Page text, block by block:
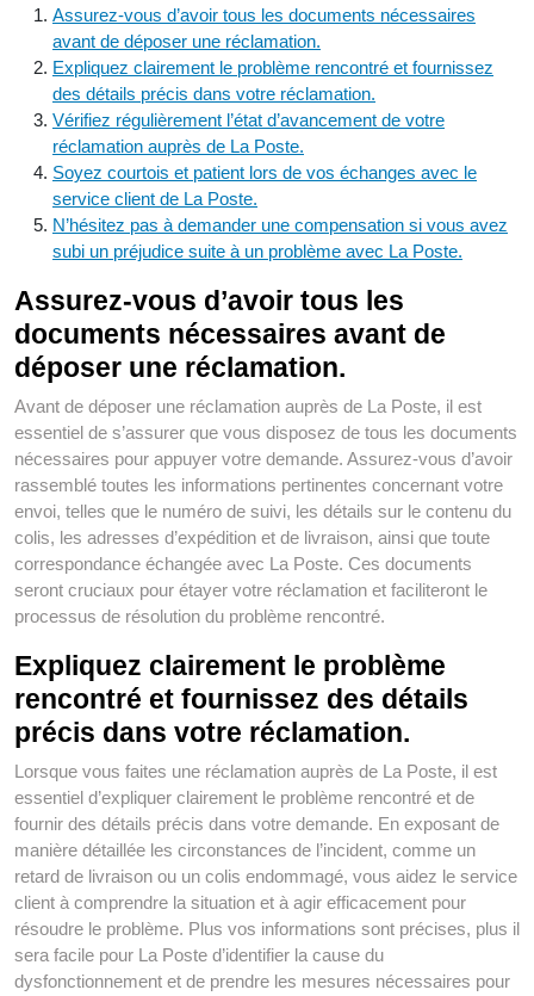
Assurez-vous d’avoir tous les documents nécessaires
avant de déposer une réclamation.
Expliquez clairement le problème rencontré et fournissez
des détails précis dans votre réclamation.
Vérifiez régulièrement l’état d’avancement de votre
réclamation auprès de La Poste.
Soyez courtois et patient lors de vos échanges avec le
service client de La Poste.
N’hésitez pas à demander une compensation si vous avez
subi un préjudice suite à un problème avec La Poste.
Assurez-vous d’avoir tous les
documents nécessaires avant de
déposer une réclamation.
Avant de déposer une réclamation auprès de La Poste, il est
essentiel de s’assurer que vous disposez de tous les documents
nécessaires pour appuyer votre demande. Assurez-vous d’avoir
rassemblé toutes les informations pertinentes concernant votre
envoi, telles que le numéro de suivi, les détails sur le contenu du
colis, les adresses d’expédition et de livraison, ainsi que toute
correspondance échangée avec La Poste. Ces documents
seront cruciaux pour étayer votre réclamation et faciliteront le
processus de résolution du problème rencontré.
Expliquez clairement le problème
rencontré et fournissez des détails
précis dans votre réclamation.
Lorsque vous faites une réclamation auprès de La Poste, il est
essentiel d’expliquer clairement le problème rencontré et de
fournir des détails précis dans votre demande. En exposant de
manière détaillée les circonstances de l’incident, comme un
retard de livraison ou un colis endommagé, vous aidez le service
client à comprendre la situation et à agir efficacement pour
résoudre le problème. Plus vos informations sont précises, plus il
sera facile pour La Poste d’identifier la cause du
dysfonctionnement et de prendre les mesures nécessaires pour